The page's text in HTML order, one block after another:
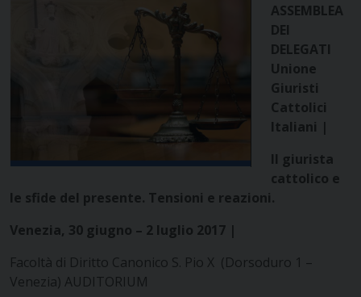
ASSEMBLEA
DEI
DELEGATI
Unione
Giuristi
Cattolici
Italiani |
Il giurista
cattolico e
le sfide del presente. Tensioni e reazioni.
Venezia, 30 giugno – 2 luglio 2017 |
Facoltà di Diritto Canonico S. Pio X (Dorsoduro 1 –
Venezia) AUDITORIUM